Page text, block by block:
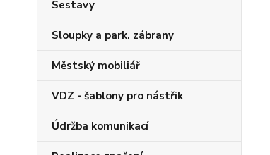
Sestavy
Sloupky a park. zábrany
Městský mobiliář
VDZ - šablony pro nástřik
Údržba komunikací